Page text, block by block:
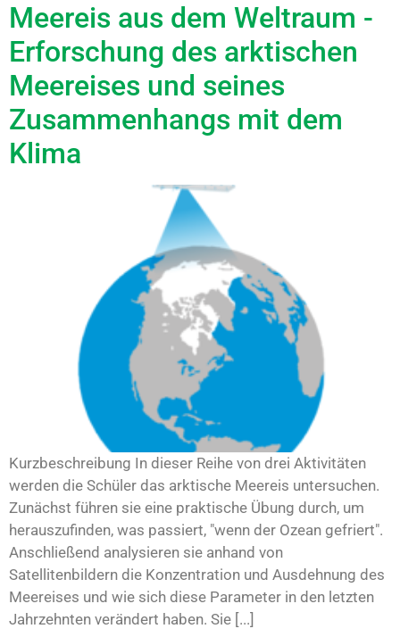
Meereis aus dem Weltraum -
Erforschung des arktischen
Meereises und seines
Zusammenhangs mit dem
Klima
Kurzbeschreibung In dieser Reihe von drei Aktivitäten
werden die Schüler das arktische Meereis untersuchen.
Zunächst führen sie eine praktische Übung durch, um
herauszufinden, was passiert, "wenn der Ozean gefriert".
Anschließend analysieren sie anhand von
Satellitenbildern die Konzentration und Ausdehnung des
Meereises und wie sich diese Parameter in den letzten
Jahrzehnten verändert haben. Sie [...]